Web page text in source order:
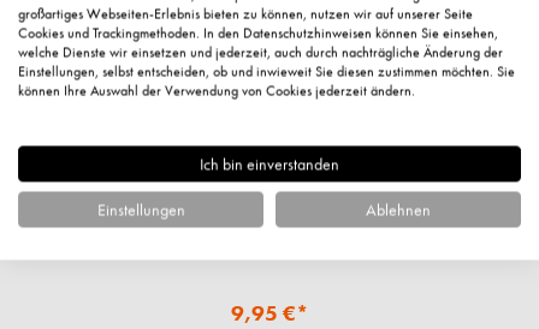
9,95 €*
großartiges Webseiten-Erlebnis bieten zu können, nutzen wir auf unserer Seite
Cookies und Trackingmethoden. In den Datenschutzhinweisen können Sie einsehen,
welche Dienste wir einsetzen und jederzeit, auch durch nachträgliche Änderung der
Einstellungen, selbst entscheiden, ob und inwieweit Sie diesen zustimmen möchten. Sie
können Ihre Auswahl der Verwendung von Cookies jederzeit ändern.
Ich bin einverstanden
Einstellungen Ablehnen